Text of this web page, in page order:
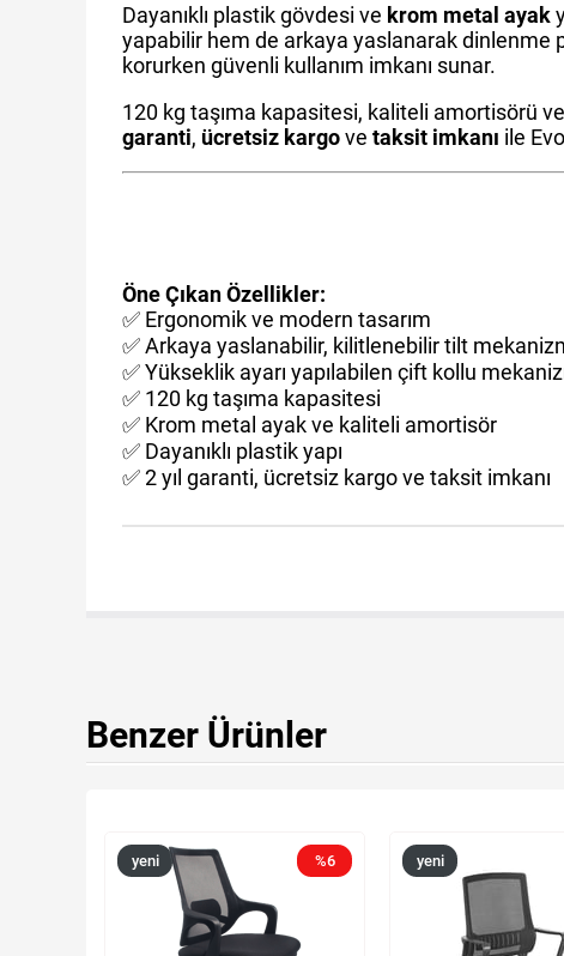
Dayanıklı plastik gövdesi ve krom metal ayak
yapabilir hem de arkaya yaslanarak dinlenme
korurken güvenli kullanım imkanı sunar.
120 kg taşıma kapasitesi, kaliteli amortisörü
garanti, ücretsiz kargove taksit imkanı ile
Öne Çıkan Özellikler:
✅ Ergonomik ve modern tasarım
✅ Arkaya yaslanabilir, kilitlenebilir tilt
✅ Yükseklik ayarı yapılabilen çift kollu
✅ 120 kg taşıma kapasitesi
✅ Krom metal ayak ve kaliteli amortisör
✅ Dayanıklı plastik yapı
✅ 2 yıl garanti, ücretsiz kargo ve taksit imkanı
Benzer Ürünler
%6
yeni
yeni